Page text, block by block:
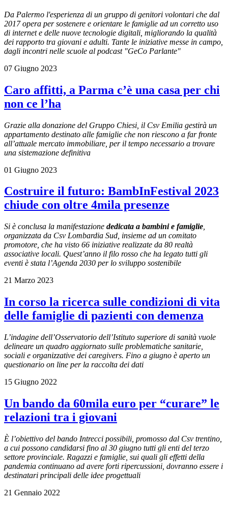
Da Palermo l'esperienza di un gruppo di genitori volontari che dal
2017 opera per sostenere e orientare le famiglie ad un corretto uso
di internet e delle nuove tecnologie digitali, migliorando la qualità
dei rapporto tra giovani e adulti. Tante le iniziative messe in campo,
dagli incontri nelle scuole al podcast "GeCo Parlante"
07 Giugno 2023
Caro affitti, a Parma c’è una casa per chi
non ce l’ha
Grazie alla donazione del Gruppo Chiesi, il Csv Emilia gestirà un
appartamento destinato alle famiglie che non riescono a far fronte
all’attuale mercato immobiliare, per il tempo necessario a trovare
una sistemazione definitiva
01 Giugno 2023
Costruire il futuro: BambInFestival 2023
chiude con oltre 4mila presenze
Si è conclusa la manifestazione dedicata a bambini e famiglie
organizzata da Csv Lombardia Sud, insieme ad un comitato
promotore, che ha visto 66 iniziative realizzate da 80 realtà
associative locali. Quest’anno il filo rosso che ha legato tutti gli
eventi è stata l’Agenda 2030 per lo sviluppo sostenibile
21 Marzo 2023
In corso la ricerca sulle condizioni di vita
delle famiglie di pazienti con demenza
L’indagine dell’Osservatorio dell’Istituto superiore di sanità vuole
delineare un quadro aggiornato sulle problematiche sanitarie,
sociali e organizzative dei caregivers. Fino a giugno è aperto un
questionario on line per la raccolta dei dati
15 Giugno 2022
Un bando da 60mila euro per “curare” le
relazioni tra i giovani
È l’obiettivo del bando Intrecci possibili, promosso dal Csv trentino,
a cui possono candidarsi fino al 30 giugno tutti gli enti del terzo
settore provinciale. Ragazzi e famiglie, sui quali gli effetti della
pandemia continuano ad avere forti ripercussioni, dovranno essere i
destinatari principali delle idee progettuali
21 Gennaio 2022